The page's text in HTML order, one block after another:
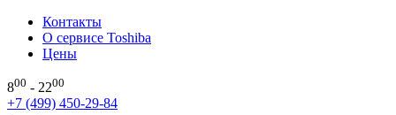
Контакты
О сервисе Toshiba
Цены
800 - 2200
+7 (499) 450-29-84